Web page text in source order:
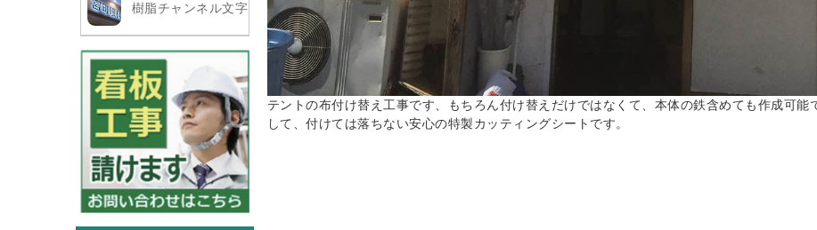
樹脂チャンネル文字
テントの布付け替え工事です、もちろん付け替えだけではなくて、本体の鉄含めても作成可能
して、付けては落ちない安心の特製カッティングシートです。